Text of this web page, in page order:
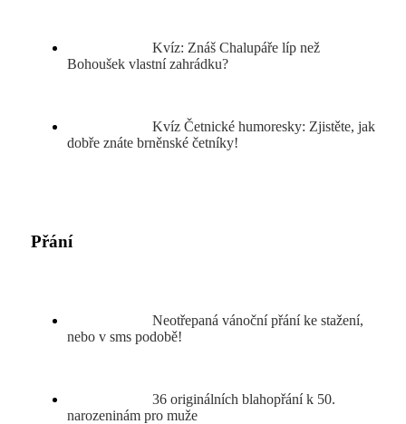
Kvíz: Znáš Chalupáře líp než
Bohoušek vlastní zahrádku?
Kvíz Četnické humoresky: Zjistěte, jak
dobře znáte brněnské četníky!
Přání
Neotřepaná vánoční přání ke stažení,
nebo v sms podobě!
36 originálních blahopřání k 50.
narozeninám pro muže